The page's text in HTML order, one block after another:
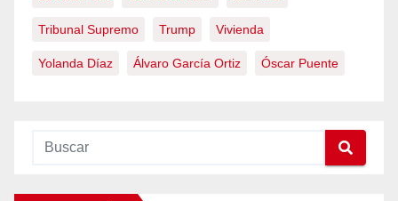
Tribunal Supremo Trump Vivienda
Yolanda Díaz Álvaro García Ortiz Óscar Puente